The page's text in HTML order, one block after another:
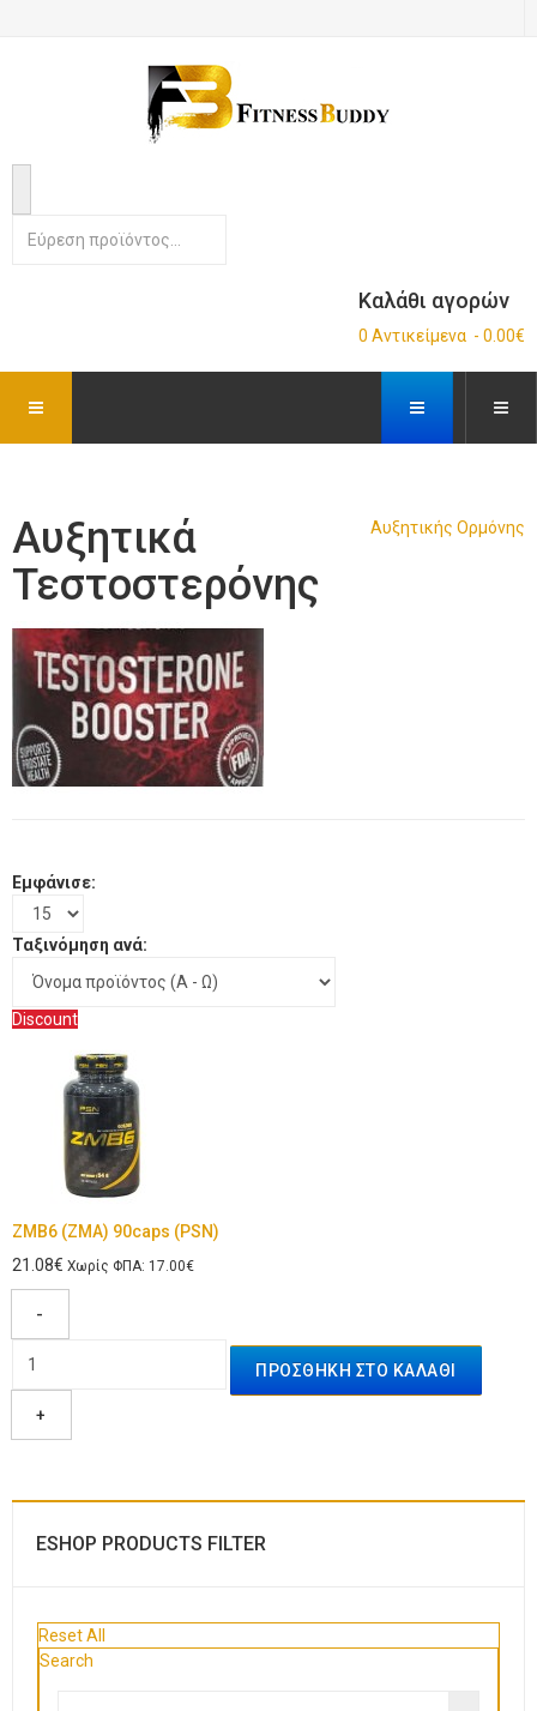
Καλάθι αγορών
0 Αντικείμενα - 0.00€
Αυξητικής Ορμόνης
Αυξητικά
Τεστοστερόνης
Εμφάνισε:
Ταξινόμηση ανά:
Discount
ZMB6 (ZMA) 90caps (PSN)
21.08€ Χωρίς ΦΠΑ: 17.00€
-
+
ESHOP PRODUCTS FILTER
Reset All
Search